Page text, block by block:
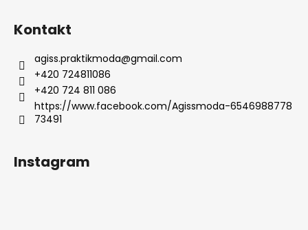
Kontakt
agiss.praktikmoda@gmail.com
+420 724811086
+420 724 811 086
https://www.facebook.com/Agissmoda-6546988778
73491
Instagram